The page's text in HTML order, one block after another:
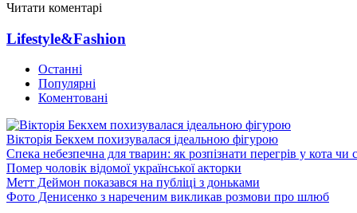
Читати коментарі
Lifestyle&Fashion
Останні
Популярні
Коментовані
Вікторія Бекхем похизувалася ідеальною фігурою
Спека небезпечна для тварин: як розпізнати перегрів у кота чи
Помер чоловік відомої української акторки
Метт Деймон показався на публіці з доньками
Фото Денисенко з нареченим викликав розмови про шлюб